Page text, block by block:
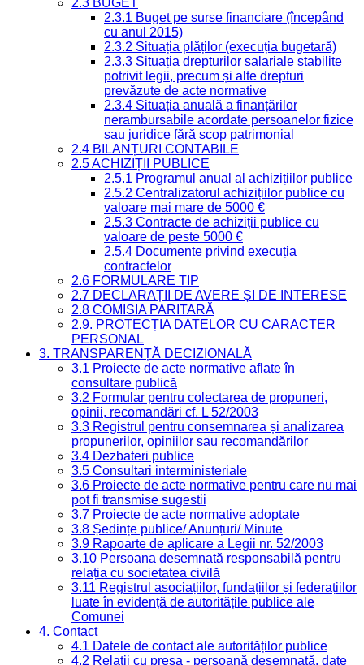
2.3 BUGET
2.3.1 Buget pe surse financiare (începând
cu anul 2015)
2.3.2 Situația plăților (execuția bugetară)
2.3.3 Situația drepturilor salariale stabilite
potrivit legii, precum și alte drepturi
prevăzute de acte normative
2.3.4 Situația anuală a finanțărilor
nerambursabile acordate persoanelor fizice
sau juridice fără scop patrimonial
2.4 BILANȚURI CONTABILE
2.5 ACHIZIȚII PUBLICE
2.5.1 Programul anual al achizițiilor publice
2.5.2 Centralizatorul achizițiilor publice cu
valoare mai mare de 5000 €
2.5.3 Contracte de achiziții publice cu
valoare de peste 5000 €
2.5.4 Documente privind execuția
contractelor
2.6 FORMULARE TIP
2.7 DECLARAȚII DE AVERE ȘI DE INTERESE
2.8 COMISIA PARITARĂ
2.9. PROTECȚIA DATELOR CU CARACTER
PERSONAL
3. TRANSPARENȚĂ DECIZIONALĂ
3.1 Proiecte de acte normative aflate în
consultare publică
3.2 Formular pentru colectarea de propuneri,
opinii, recomandări cf. L 52/2003
3.3 Registrul pentru consemnarea și analizarea
propunerilor, opiniilor sau recomandărilor
3.4 Dezbateri publice
3.5 Consultari interministeriale
3.6 Proiecte de acte normative pentru care nu mai
pot fi transmise sugestii
3.7 Proiecte de acte normative adoptate
3.8 Ședințe publice/ Anunțuri/ Minute
3.9 Rapoarte de aplicare a Legii nr. 52/2003
3.10 Persoana desemnată responsabilă pentru
relația cu societatea civilă
3.11 Registrul asociațiilor, fundațiilor și federațiilor
luate în evidență de autoritățile publice ale
Comunei
4. Contact
4.1 Datele de contact ale autorităților publice
4.2 Relații cu presa - persoană desemnată, date